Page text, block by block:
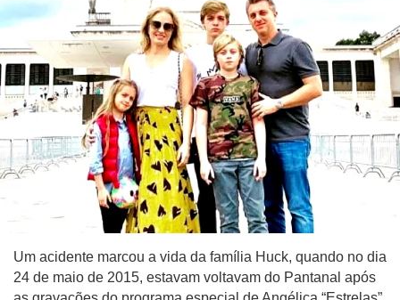
Um acidente marcou a vida da família Huck, quando no dia
24 de maio de 2015, estavam voltavam do Pantanal após